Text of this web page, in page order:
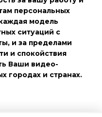
персональных
модель
ситуаций с
и за пределами
и спокойствия
Ваши видео-
городах и странах.